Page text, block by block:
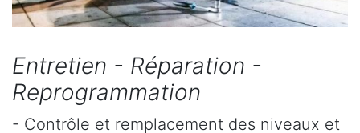
Entretien - Réparation -
Reprogrammation
- Contrôle et remplacement des niveaux et